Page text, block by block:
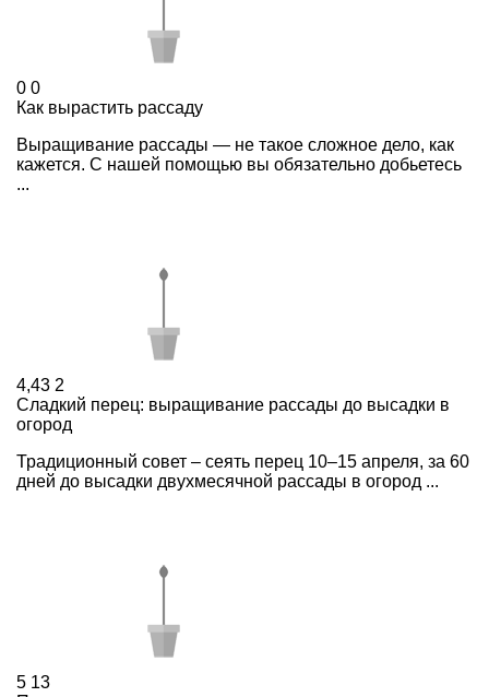
0 0
Как вырастить рассаду
Выращивание рассады — не такое сложное дело, как
кажется. С нашей помощью вы обязательно добьетесь
...
4,43 2
Сладкий перец: выращивание рассады до высадки в
огород
Традиционный совет – сеять перец 10–15 апреля, за 60
дней до высадки двухмесячной рассады в огород ...
5 13